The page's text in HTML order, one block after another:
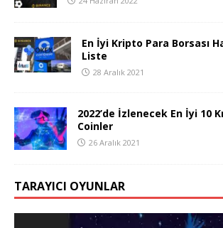
En İyi Kripto Para Borsası
Liste
28 Aralık 2021
2022’de İzlenecek En İyi 10
Coinler
26 Aralık 2021
TARAYICI OYUNLAR